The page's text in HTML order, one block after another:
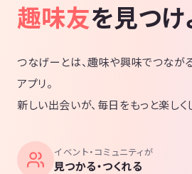
趣味友を見つけ
つなげーとは、趣味や興味でつなが
アプリ。
新しい出会いが、毎日をもっと楽しく
イベント・コミュニティが
見つかる・つくれる